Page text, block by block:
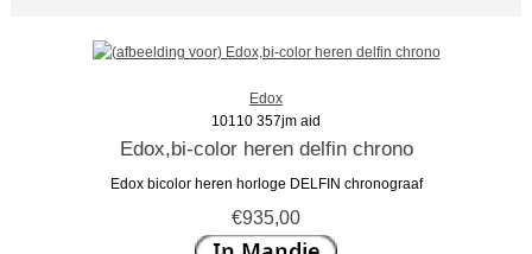
Edox
10110 357jm aid
Edox,bi-color heren delfin chrono
Edox bicolor heren horloge DELFIN chronograaf
€935,00